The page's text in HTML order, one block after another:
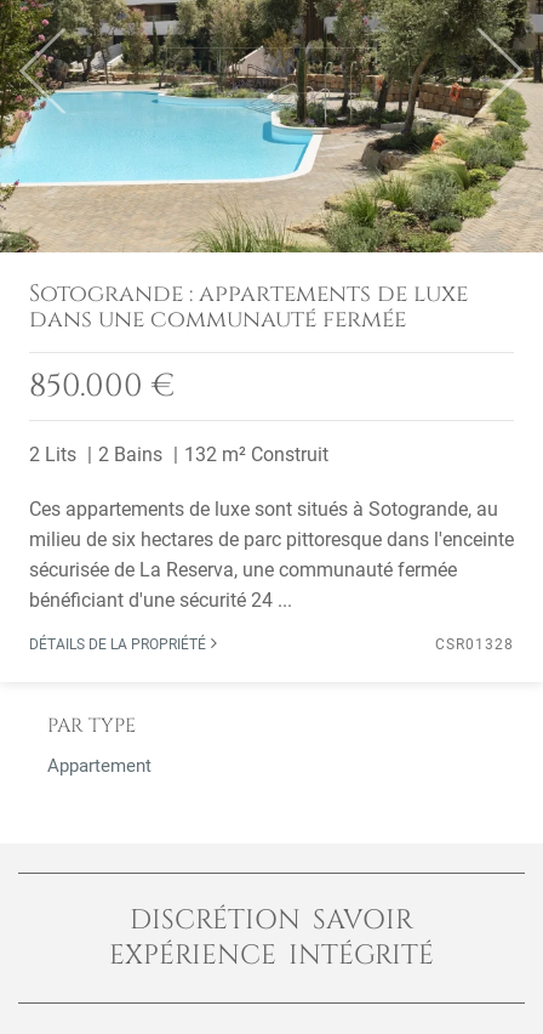
Previous Next
Sotogrande : appartements de luxe
dans une communauté fermée
850.000 €
2 Lits 2 Bains 132 m² Construit
Ces appartements de luxe sont situés à Sotogrande, au
milieu de six hectares de parc pittoresque dans l'enceinte
sécurisée de La Reserva, une communauté fermée
bénéficiant d'une sécurité 24 ...
DÉTAILS DE LA PROPRIÉTÉ CSR01328
PAR TYPE
Appartement
DISCRÉTION SAVOIR
EXPÉRIENCE INTÉGRITÉ